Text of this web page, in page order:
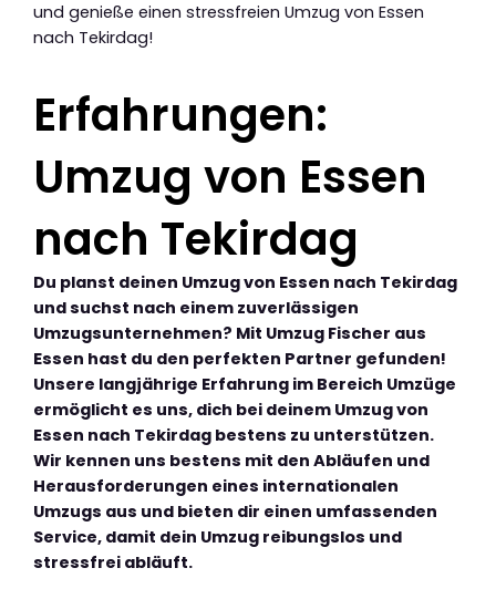
und genieße einen stressfreien Umzug von Essen
nach Tekirdag!
Erfahrungen:
Umzug von Essen
nach Tekirdag
Du planst deinen Umzug von Essen nach Tekirdag
und suchst nach einem zuverlässigen
Umzugsunternehmen? Mit Umzug Fischer aus
Essen hast du den perfekten Partner gefunden!
Unsere langjährige Erfahrung im Bereich Umzüge
ermöglicht es uns, dich bei deinem Umzug von
Essen nach Tekirdag bestens zu unterstützen.
Wir kennen uns bestens mit den Abläufen und
Herausforderungen eines internationalen
Umzugs aus und bieten dir einen umfassenden
Service, damit dein Umzug reibungslos und
stressfrei abläuft.